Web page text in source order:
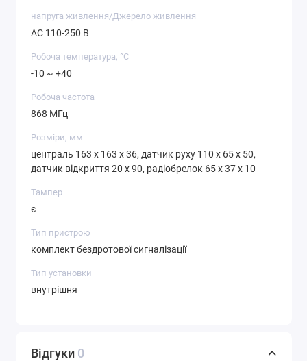
напруга живлення/Джерело живлення
AC 110-250 В
Робоча температура, °C
-10 ~ +40
Робоча частота
868 МГц
Розміри, мм
централь 163 x 163 x 36, датчик руху 110 х 65 х 50,
датчик відкриття 20 х 90, радіобрелок 65 х 37 х 10
Тампер
є
Тип пристрою
комплект бездротової сигналізації
Тип установки
внутрішня
Відгуки 0